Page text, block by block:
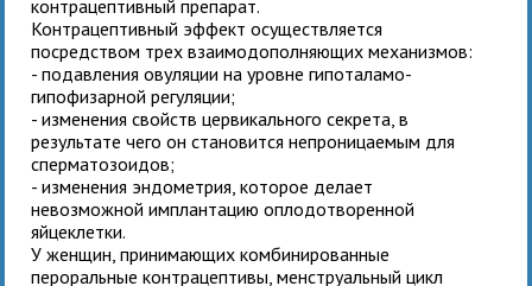
контрацептивный препарат.
Контрацептивный эффектосуществляется
посредством трех взаимодополняющих механизмов:
- подавления овуляции на уровне гипоталамо-
гипофизарной регуляции;
- изменения свойств цервикального секрета, в
результате чего он становится непроницаемым для
сперматозоидов;
- изменения эндометрия, которое делает
невозможной имплантацию оплодотворенной
яйцеклетки.
У женщин, принимающих комбинированные
пероральные контрацептивы, менструальный цикл